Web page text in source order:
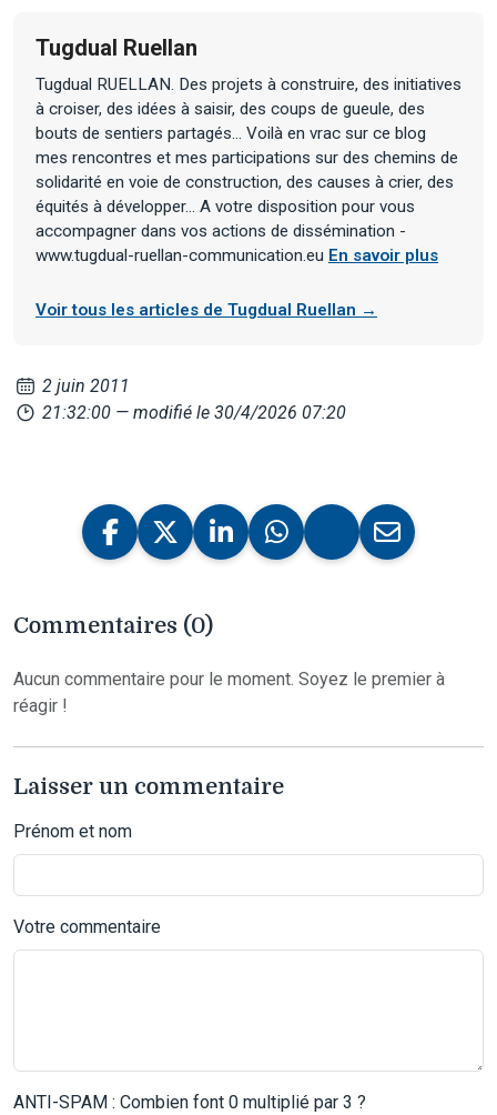
Tugdual Ruellan
Tugdual RUELLAN. Des projets à construire, des initiatives
à croiser, des idées à saisir, des coups de gueule, des
bouts de sentiers partagés... Voilà en vrac sur ce blog
mes rencontres et mes participations sur des chemins de
solidarité en voie de construction, des causes à crier, des
équités à développer... A votre disposition pour vous
accompagner dans vos actions de dissémination -
www.tugdual-ruellan-communication.eu En savoir plus
Voir tous les articles de Tugdual Ruellan →
2 juin 2011
21:32:00 — modifié le 30/4/2026 07:20
Commentaires (0)
Aucun commentaire pour le moment. Soyez le premier à
réagir !
Laisser un commentaire
Prénom et nom
Votre commentaire
ANTI-SPAM : Combien font 0 multiplié par 3 ?